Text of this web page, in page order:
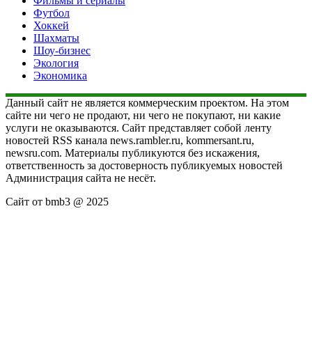
Футбол
Хоккей
Шахматы
Шоу-бизнес
Экология
Экономика
Данный сайт не является коммерческим проектом. На этом
сайте ни чего не продают, ни чего не покупают, ни какие
услуги не оказываются. Сайт представляет собой ленту
новостей RSS канала news.rambler.ru, kommersant.ru,
newsru.com. Материалы публикуются без искажения,
ответственность за достоверность публикуемых новостей
Администрация сайта не несёт.
Сайт от bmb3 @ 2025